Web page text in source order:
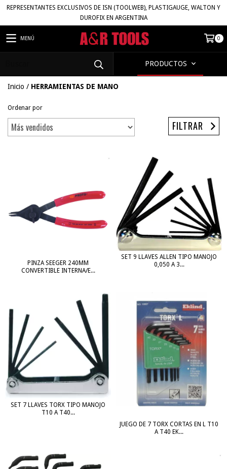
REPRESENTANTES EXCLUSIVOS DE ISN (TOOLWEB), PLASTIGAUGE, WALTON Y
DUROFIX EN ARGENTINA
MENÚ 0
PRODUCTOS
Inicio / HERRAMIENTAS DE MANO
Ordenar por
FILTRAR
PINZA SEEGER 240MM
CONVERTIBLE INTERNA/E...
SET 9 LLAVES ALLEN TIPO MANOJO
0,050 A 3...
SET 7 LLAVES TORX TIPO MANOJO
T10 A T40...
JUEGO DE 7 TORX CORTAS EN L T10
A T40 EK...